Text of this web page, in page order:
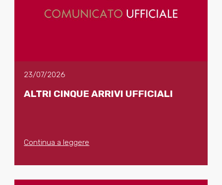
23/07/2026
ALTRI CINQUE ARRIVI UFFICIALI
Continua a leggere